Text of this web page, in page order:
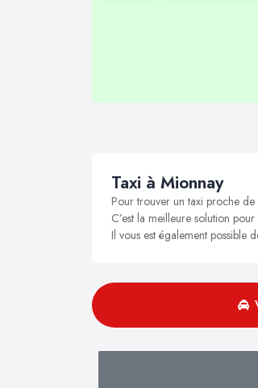
Taxi à Mionnay
Pour trouver un taxi proche
C’est la meilleure solution
Il vous est également possible